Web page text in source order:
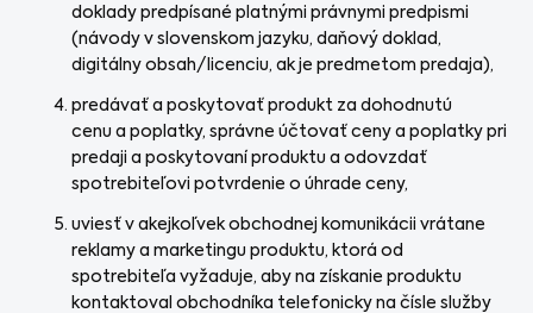
doklady predpísané platnými právnymi predpismi
(návody v slovenskom jazyku, daňový doklad,
digitálny obsah/licenciu, ak je predmetom predaja),
predávať a poskytovať produkt za dohodnutú
cenu a poplatky, správne účtovať ceny a poplatky pri
predaji a poskytovaní produktu a odovzdať
spotrebiteľovi potvrdenie o úhrade ceny,
uviesť v akejkoľvek obchodnej komunikácii vrátane
reklamy a marketingu produktu, ktorá od
spotrebiteľa vyžaduje, aby na získanie produktu
kontaktoval obchodníka telefonicky na čísle služby